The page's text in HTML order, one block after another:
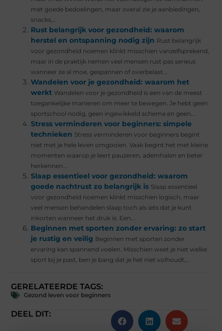
met goede bedoelingen, maar overal zie je aanbiedingen,
snacks,...
Rust belangrijk voor gezondheid: waarom
herstel en ontspanning nodig zijn Rust belangrijk
voor gezondheid noemen klinkt misschien vanzelfsprekend,
maar in de praktijk nemen veel mensen rust pas serieus
wanneer ze al moe, gespannen of overbelast...
Wandelen voor je gezondheid: waarom het
werkt Wandelen voor je gezondheid is een van de meest
toegankelijke manieren om meer te bewegen. Je hebt geen
sportschool nodig, geen ingewikkeld schema en geen...
Stress verminderen voor beginners: simpele
technieken Stress verminderen voor beginners begint
niet met je hele leven omgooien. Vaak begint het met kleine
momenten waarop je leert pauzeren, ademhalen en beter
herkennen...
Slaap essentieel voor gezondheid: waarom
goede nachtrust zo belangrijk is Slaap essentieel
voor gezondheid noemen klinkt misschien logisch, maar
veel mensen behandelen slaap toch als iets dat je kunt
inkorten wanneer het druk is. Een...
Beginnen met sporten zonder ervaring: zo start
je rustig en veilig Beginnen met sporten zonder
ervaring kan spannend voelen. Misschien weet je niet welke
sport bij je past, ben je bang dat je het niet volhoudt,...
GERELATEERDE TAGS:
Gezond leven voor beginners
DEEL DIT: